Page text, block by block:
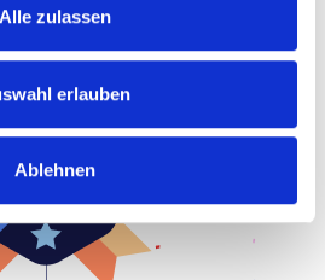
Alle zulassen
erlauben
Ablehnen
2025